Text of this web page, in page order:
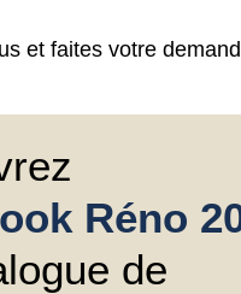
et faites votre
Réno
de